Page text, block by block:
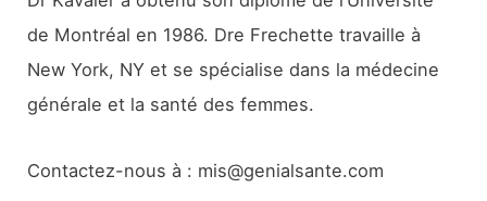
de Montréal en 1986. Dre Frechette travaille à
New York, NY et se spécialise dans la médecine
générale et la santé des femmes.
Contactez-nous à : mis@genialsante.com